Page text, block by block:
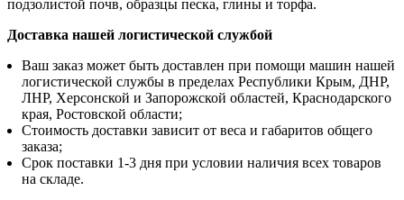
подзолистой почв, образцы песка, глины и торфа.
Доставка нашей логистической службой
Ваш заказ может быть доставлен при помощи машин нашей
логистической службы в пределах Республики Крым, ДНР,
ЛНР, Херсонской и Запорожской областей, Краснодарского
края, Ростовской области;
Стоимость доставки зависит от веса и габаритов общего
заказа;
Срок поставки 1-3 дня при условии наличия всех товаров
на складе.